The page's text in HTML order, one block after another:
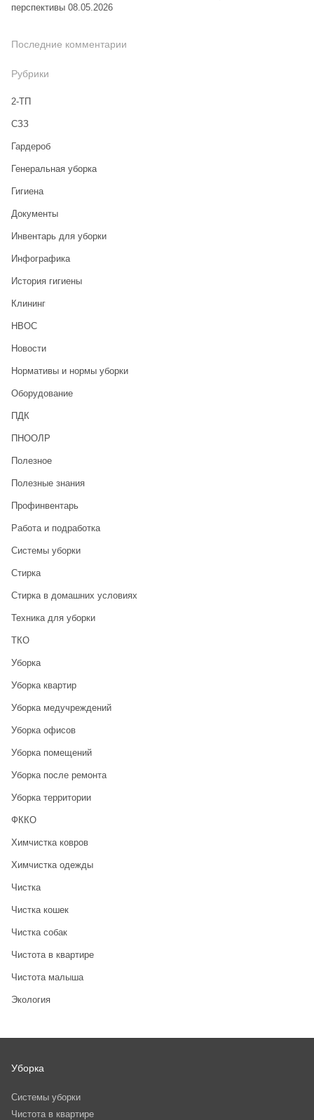
перспективы 08.05.2026
Последние комментарии
Рубрики
2-ТП
CЗЗ
Гардероб
Генеральная уборка
Гигиена
Документы
Инвентарь для уборки
Инфографика
История гигиены
Клининг
НВОС
Новости
Нормативы и нормы уборки
Оборудование
ПДК
ПНООЛР
Полезное
Полезные знания
Профинвентарь
Работа и подработка
Системы уборки
Стирка
Стирка в домашних условиях
Техника для уборки
ТКО
Уборка
Уборка квартир
Уборка медучреждений
Уборка офисов
Уборка помещений
Уборка после ремонта
Уборка территории
ФККО
Химчистка ковров
Химчистка одежды
Чистка
Чистка кошек
Чистка собак
Чистота в квартире
Чистота малыша
Экология
Уборка
Системы уборки
Чистота в квартире